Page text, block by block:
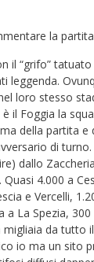
la
il “grifo” tatuato
leggenda.
loro stesso
il Foggia la
della partita e
di turno.
dallo
4.000 a
e Vercelli,
La Spezia,
da tutto
io ma un sito